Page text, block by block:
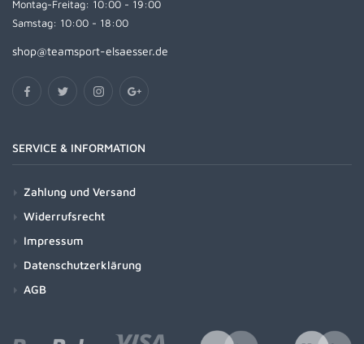
Montag-Freitag: 10:00 - 19:00
Samstag: 10:00 - 18:00
shop@teamsport-elsaesser.de
SERVICE & INFORMATION
Zahlung und Versand
Widerrufsrecht
Impressum
Datenschutzerklärung
AGB